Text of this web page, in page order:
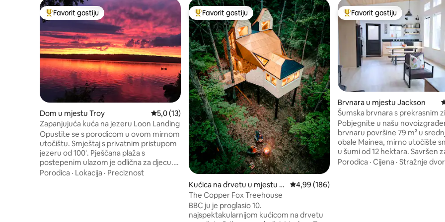
Glavni favorit gostiju
Favorit gostiju
Dom u mjestu Troy Prosječna ocjena: 5,0 od 5, recenzija: 13
5,0 (13)
Zapanjujuća kuća na jezeru Loon Landing
Opustite se s porodicom u ovom mirnom
utočištu. Smještaj s privatnim pristupom
jezeru od 100'. Pješčana plaža s
postepenim ulazom je odlična za djecu.
Uživajte u ribolovu s mola i iskoristite javni
Porodica · Lokacija · Preciznost
Glavni favorit gostiju
Favorit gostiju
Kućica na drvetu u mjestu P
ownal
Prosječna ocjena: 4,99 od 5, recenzija: 186
4,99 (186)
The Copper Fox Treehouse
BBC ju je proglasio 10.
najspektakularnijom kućicom na drvetu
Glavni favorit gostiju
Favorit gostiju
Brvnara u mjestu Jackson
Šumska brvnara s prekrasnim
prozora
Pobjegnite u našu
brvnaru površine 79 m² u
obale Mainea, mirno utočište
u šumi od 12 hektara. Savršen
gostiju, ovaj jedinstveni smještaj
Porodica · Cijena · Stražnje